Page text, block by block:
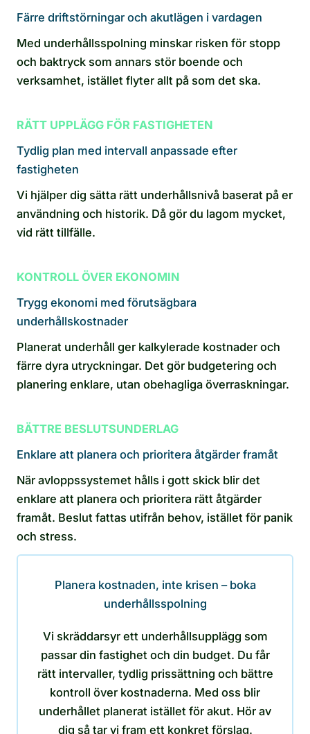
Färre driftstörningar och akutlägen i vardagen
Med underhållsspolning minskar risken för stopp
och baktryck som annars stör boende och
verksamhet, istället flyter allt på som det ska.
RÄTT UPPLÄGG FÖR FASTIGHETEN
Tydlig plan med intervall anpassade efter
fastigheten
Vi hjälper dig sätta rätt underhållsnivå baserat på er
användning och historik. Då gör du lagom mycket,
vid rätt tillfälle.
KONTROLL ÖVER EKONOMIN
Trygg ekonomi med förutsägbara
underhållskostnader
Planerat underhåll ger kalkylerade kostnader och
färre dyra utryckningar. Det gör budgetering och
planering enklare, utan obehagliga överraskningar.
BÄTTRE BESLUTSUNDERLAG
Enklare att planera och prioritera åtgärder framåt
När avloppssystemet hålls i gott skick blir det
enklare att planera och prioritera rätt åtgärder
framåt. Beslut fattas utifrån behov, istället för panik
och stress.
Planera kostnaden, inte krisen – boka
underhållsspolning
Vi skräddarsyr ett underhållsupplägg som
passar din fastighet och din budget. Du får
rätt intervaller, tydlig prissättning och bättre
kontroll över kostnaderna. Med oss blir
underhållet planerat istället för akut. Hör av
dig så tar vi fram ett konkret förslag.